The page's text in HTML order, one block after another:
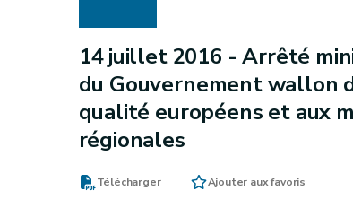
14 juillet 2016 -Arrêté
du Gouvernement wallon
qualité européens et aux
régionales
Télécharger Ajouter aux favoris